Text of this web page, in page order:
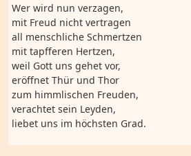
Wer wird nun verzagen,
mit Freud nicht vertragen
all menschliche Schmertzen
mit tapfferen Hertzen,
weil Gott uns gehet vor,
eröffnet Thür und Thor
zum himmlischen Freuden,
verachtet sein Leyden,
liebet uns im höchsten Grad.